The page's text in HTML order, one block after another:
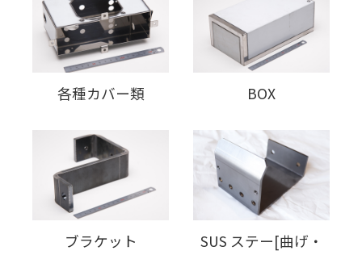
各種カバー類 BOX
ブラケット
SUS ステー[曲げ・